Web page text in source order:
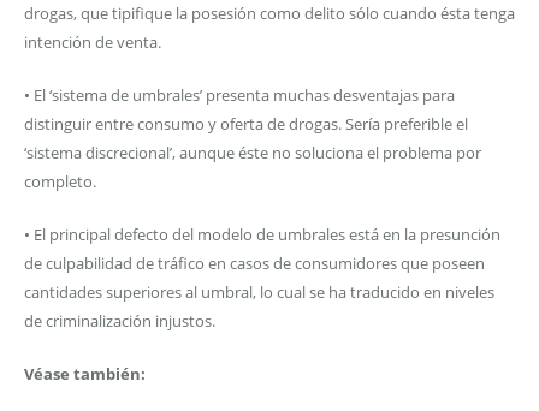
drogas, que tipifique la posesión como delito sólo cuando ésta tenga
intención de venta.
• El ‘sistema de umbrales’ presenta muchas desventajas para
distinguir entre consumo y oferta de drogas. Sería preferible el
‘sistema discrecional’, aunque éste no soluciona el problema por
completo.
• El principal defecto del modelo de umbrales está en la presunción
de culpabilidad de tráfico en casos de consumidores que poseen
cantidades superiores al umbral, lo cual se ha traducido en niveles
de criminalización injustos.
Véase también: